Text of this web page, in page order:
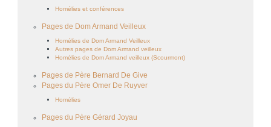
Homélies et conférences
Pages de Dom Armand Veilleux
Homélies de Dom Armand Veilleux
Autres pages de Dom Armand veilleux
Homélies de Dom Armand veilleux (Scourmont)
Pages de Père Bernard De Give
Pages du Père Omer De Ruyver
Homélies
Pages du Père Gérard Joyau